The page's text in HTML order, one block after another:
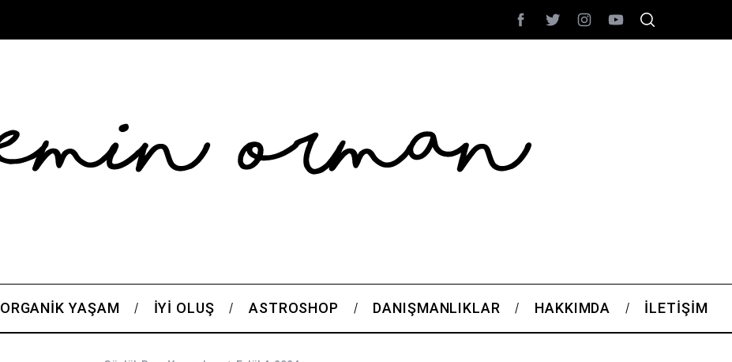
ORGANIK YAŞAM İYI OLUŞ ASTROSHOP DANIŞMANLIKLAR HAKKIMDA İLETIŞIM